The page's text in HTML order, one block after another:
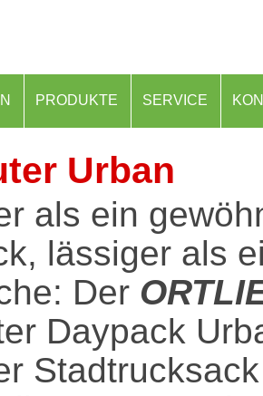
PRODUKTE SERVICE
Urban
als ein
lässiger als
Der
Daypack